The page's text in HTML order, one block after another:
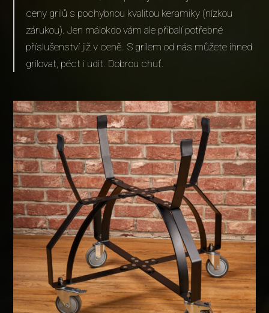
ceny grilů s pochybnou kvalitou keramiky (nízkou
zárukou). Jen málokdo vám ale přibalí potřebné
příslušenství již v ceně. S grilem od nás můžete ihned
grilovat, péct i udit. Dobrou chuť.